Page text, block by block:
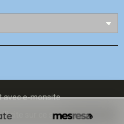
avec e-monsite
illicite sur ce site